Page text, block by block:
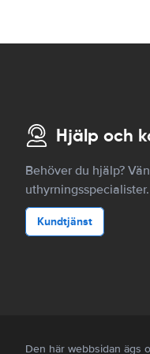
Hjälp och
Behöver du hjälp?
uthyrningsspecialister.
Kundtjänst
Den här webbsidan ägs